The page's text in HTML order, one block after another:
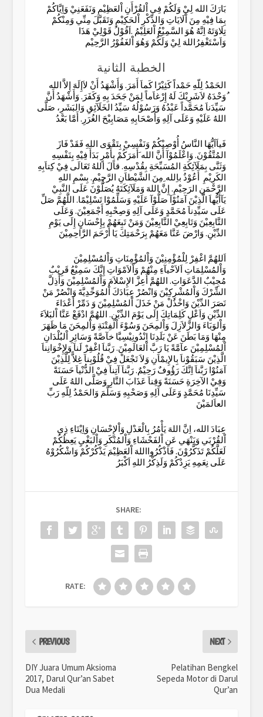
بَارَكَ الله لِيْ وَلَكُمْ فِي اْلقُرْأَنِ اْلعَظِيْمِ وَنَفَعَنِيْ وَاِيَّاكُمْ
بِمَا فِيْهِ مِنَ اْلَايَاتِ وَالذِّكْرِ اْلحَكِيْمِ وَتَقَبَّلَ مِنِّي وَمِنْكُمْ
تِلَاوَتَهُ اِنَّهُ هُوَ السَّمِيْعُ اْلعَلِيْمُ .اَقُوْلُ قَوْلِيْ هَذَا
وَاَسْتَغْفِرُاللهَ لِيْ وَلَكُمْ وَهُوَ اْلغَفُوْرُ الرَّحِيْم
الخطبة الثانية
الحَمْدُ لِلّهِ حَمْداً كَثِيْرًا كَماَ أَمَرَ. وَأَشْهَدُ أَنْ لاَإِلَهَ إِلاَّ الله
ُوَحْدَهُ لاَشَرِيْكَ لَهُ إِرْغاَماً لِمَنْ جَحَدَ بِهِ وَكَفَرَ. وَأَشْهَدُ أَنَّ
سَيِّدَناَ مُحَمَّداً عَبْدُهُ وَرَسُوْلُهُ سَيِّدُ الخَلَآئِقِ وَالبَشَرِ، صَلَّى
اللهُ عَلَيْهِ وَعَلَى آلِهِ وَأَصْحَابِهِ مَصَابِيْحَ الغُرَرِ. أَمَّا بَعْدُ
فَياَاَيُّهَا النَّاسُ أُوْصِيْكُمْ وَنَفْسِيْ بِتَقْوَى اللهِ فَقَدْ فَازَ
المُتَّقُوْنَ. وَاعْلَمُوْآ أَنَّ الله َأَمَرَكُمْ بِأَمْرٍ بَدَأَ فِيْهِ بِنَفْسِهِ
وَثَنَّى بِمَلَآئِكَةِ المُسَبِّحَةِ بِقُدْسِهِ. قاَلَ اللهُ تَعَالَى فِيْ كِتاَبِهِ
الكَرِيْمِ أَعُوْذُ باِلله ِمِنَ الشَّيْطاَنِ الرَّجِيْمِ. بِسْمِ اللهِ
الرَّحْمَنِ الرَحِيْمِ. إِنَّ اللهَ وَمَلَآئِكَتَهُ يُصَلُّوْنَ عَلَى النَّبِيْ
يَآأَيُّهاَ الَّذِيْنَ آمَنُوْآ صَلُّوْآ عَلَيْهِ وَسَلِّمُوْا تَسْلِيْمًا. اللَّهُمَّ صَلِّ
عَلَى سَيِّدِناَ مُحَمَّدٍ وَعَلَى آلِهِ وَصِحْبِهِ أَجْمَعِيْنَ. وَعَلَى
التَّابِعِيْنَ وَتَابِعِيْ التَّابِعِيْنَ وَمَنْ تَبِعَهُمْ بِإِحْسَانٍ إِلَى يَوْمِ
الدِّيْنِ. وَارْضَ عَنَّا مَعَهُمْ بِرَحْمَتِكَ يَا أَرْحَمَ الرَّاحِمِيْنَ
اَللهُمَّ اغْفِرْ لِلْمُؤْمِنِيْنَ وَاْلمُؤْمِنَاتِ وَاْلمُسْلِمِيْنَ
وَاْلمُسْلِمَاتِ اَلاَحْيآءِ مِنْهُمْ وَاْلاَمْوَاتِ إِنَّكَ سَمِيْعُ قَرِيْبٌ
مُجِيْبٌ الدَّعَوَاتِ. اللهُمَّ أَعِزَّ الإِسْلاَمَ وَاْلمُسْلِمِيْنَ وَأَذِلَّ
الشِّرْكَ وَاْلمُشْرِكِيْنَ وَانْصُرْ عِبَادَكَ اْلمُوَحِّدِيَّةَ وَانْصُرْ مَنْ
نَصَرَ الدِّيْنَ وَاخْذُلْ مَنْ خَذَلَ اْلمُسْلِمِيْنَ وَ دَمِّرْ أَعْدَاءَ
الدِّيْنِ وَاَعْلِ كَلِمَاتِكَ إِلَى يَوْمَ الدِّيْنِ. اللهُمَّ ادْفَعْ عَنَّا اْلبَلاَءَ
وَاْلوَبَاءَ وَالزَّلاَزِلَ وَاْلمِحَنَ وَسُوْءَ اْلفِتْنَةِ وَاْلمِحَنَ مَا ظَهَرَ
مِنْهَا وَمَا بَطَنَ عَنْ بَلَدِنَا اِنْدُونِيْسِيَّا خآصَّةً وَسَائِرِ اْلبُلْدَانِ
اْلمُسْلِمِيْنَ عآمَّةً يَا رَبَّ اْلعَالَمِيْنَ. رَبَّناَ اغْفِرْ لَناَ وَلِإِخْوَانِناَ
الَّذِيْنَ سَبَقُوْناَ بِالإِيمْاَنِ وَلاَ تَجْعَلْ فِيْ قُلُوْبِناَ غِلاًّ لِلَّذِيْنَ
آمَنُوْا رَبَّناَ اِنَّكَ رَؤُوفٌ رَحِيْمٌ. رَبَّناَ آتِناَ فِيْ الدُّنْياَ حَسَنَةً
وَفِيْ الآخِرَةِ حَسَنَةً وَقِناَ عَذَابَ النَّارِ وَصَلَّى اللهُ عَلَى
سَيِّدِنَا مُحَمَّدٍ وَعَلَى اَلِهِ وَصَحْبِهِ وَسَلَّمَ وَالحَمْدُ لِلّهِ رَبِّ
العاَلمَيْنَ
عِبَادَ الله، اِنَّ اللهَ يَأْمُرُ بِالْعَدْلِ وَاْلإِحْسَانِ وَاِيْتَاءِ ذِي
اْلقُرْبَي وَيَنْهَي عَنِ اْلفَحْشَاءِ وَاْلمُنْكَرِ وَاْلبَغْيِ يَعِظُكُمْ
لَعَلَّكُمْ تَذَكَّرُوْنَ. فَاذْكُرُوااللهَ اْلعَظِيْمَ يَذْكُرْكُمْ وَاشْكُرُوْهُ
عَلَى نِعَمِهِ يَزِدْكُمْ وَلَذِكْرُ اللهِ اَكْبَرُ
SHARE:
RATE:
PREVIOUS
DIY Juara Umum Aksioma
2017, Darul Qur’an Sabet
Dua Medali
NEXT
Pelatihan Bengkel
Sepeda Motor di Darul
Qur’an